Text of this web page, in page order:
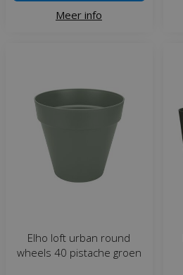
Meer info
Elho loft urban round
wheels 40 pistache groen